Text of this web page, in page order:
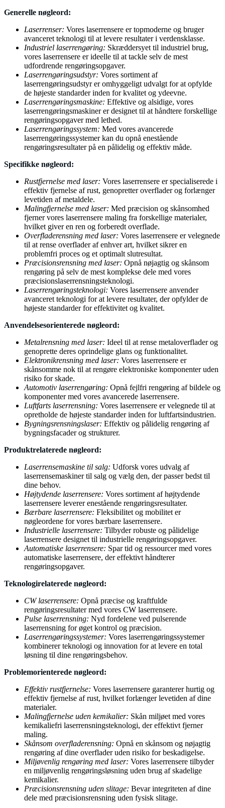
Generelle nøgleord:
Laserrenser: Vores laserrensere er topmoderne og bruger
avanceret teknologi til at levere resultater i verdensklasse.
Industriel laserrengøring: Skræddersyet til industriel brug,
vores laserrensere er ideelle til at tackle selv de mest
udfordrende rengøringsopgaver.
Laserrengøringsudstyr: Vores sortiment af
laserrengøringsudstyr er omhyggeligt udvalgt for at opfylde
de højeste standarder inden for kvalitet og ydeevne.
Laserrengøringsmaskine: Effektive og alsidige, vores
laserrengøringsmaskiner er designet til at håndtere forskellige
rengøringsopgaver med lethed.
Laserrengøringssystem: Med vores avancerede
laserrengøringssystemer kan du opnå enestående
rengøringsresultater på en pålidelig og effektiv måde.
Specifikke nøgleord:
Rustfjernelse med laser: Vores laserrensere er specialiserede i
effektiv fjernelse af rust, genopretter overflader og forlænger
levetiden af metaldele.
Malingfjernelse med laser: Med præcision og skånsomhed
fjerner vores laserrensere maling fra forskellige materialer,
hvilket giver en ren og forberedt overflade.
Overfladerensning med laser: Vores laserrensere er velegnede
til at rense overflader af enhver art, hvilket sikrer en
problemfri proces og et optimalt slutresultat.
Præcisionsrensning med laser: Opnå nøjagtig og skånsom
rengøring på selv de mest komplekse dele med vores
præcisionslaserrensningsteknologi.
Laserrengøringsteknologi: Vores laserrensere anvender
avanceret teknologi for at levere resultater, der opfylder de
højeste standarder for effektivitet og kvalitet.
Anvendelsesorienterede nøgleord:
Metalrensning med laser: Ideel til at rense metaloverflader og
genoprette deres oprindelige glans og funktionalitet.
Elektronikrensning med laser: Vores laserrensere er
skånsomme nok til at rengøre elektroniske komponenter uden
risiko for skade.
Automotiv laserrengøring: Opnå fejlfri rengøring af bildele og
komponenter med vores avancerede laserrensere.
Luftfarts laserrensning: Vores laserrensere er velegnede til at
opretholde de højeste standarder inden for luftfartsindustrien.
Bygningsrensningslaser: Effektiv og pålidelig rengøring af
bygningsfacader og strukturer.
Produktrelaterede nøgleord:
Laserrensemaskine til salg: Udforsk vores udvalg af
laserrensemaskiner til salg og vælg den, der passer bedst til
dine behov.
Højtydende laserrensere: Vores sortiment af højtydende
laserrensere leverer enestående rengøringsresultater.
Bærbare laserrensere: Fleksibilitet og mobilitet er
nøgleordene for vores bærbare laserrensere.
Industrielle laserrensere: Tilbyder robuste og pålidelige
laserrensere designet til industrielle rengøringsopgaver.
Automatiske laserrensere: Spar tid og ressourcer med vores
automatiske laserrensere, der effektivt håndterer
rengøringsopgaver.
Teknologirelaterede nøgleord:
CW laserrensere: Opnå præcise og kraftfulde
rengøringsresultater med vores CW laserrensere.
Pulse laserrensning: Nyd fordelene ved pulserende
laserrensning for øget kontrol og præcision.
Laserrengøringssystemer: Vores laserrengøringssystemer
kombinerer teknologi og innovation for at levere en total
løsning til dine rengøringsbehov.
Problemorienterede nøgleord:
Effektiv rustfjernelse: Vores laserrensere garanterer hurtig og
effektiv fjernelse af rust, hvilket forlænger levetiden af dine
materialer.
Malingfjernelse uden kemikalier: Skån miljøet med vores
kemikaliefri laserrensningsteknologi, der effektivt fjerner
maling.
Skånsom overfladerensning: Opnå en skånsom og nøjagtig
rengøring af dine overflader uden risiko for beskadigelse.
Miljøvenlig rengøring med laser: Vores laserrensere tilbyder
en miljøvenlig rengøringsløsning uden brug af skadelige
kemikalier.
Præcisionsrensning uden slitage: Bevar integriteten af dine
dele med præcisionsrensning uden fysisk slitage.